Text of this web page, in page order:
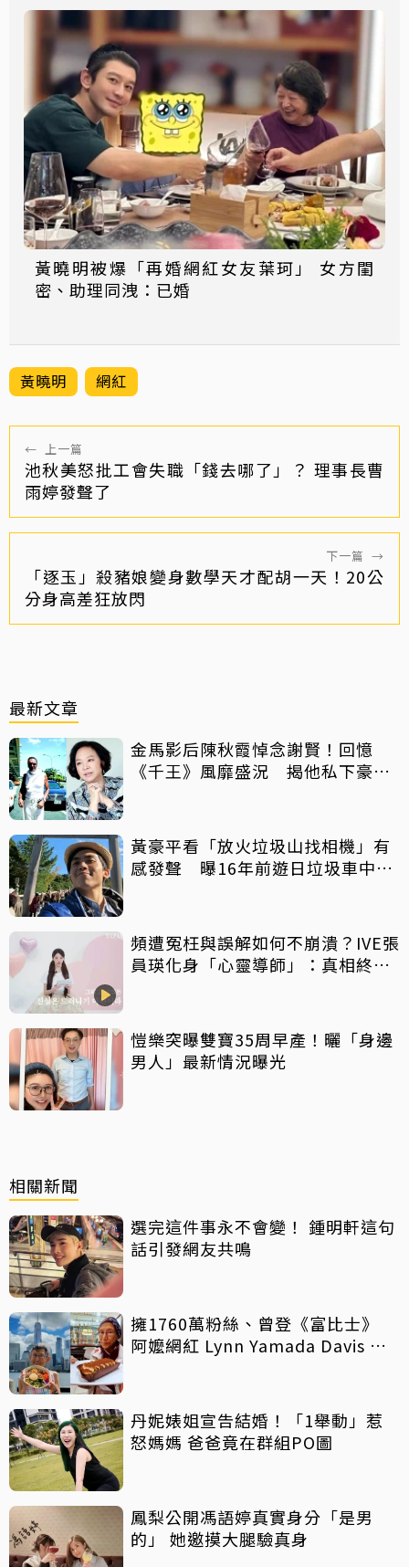
黃曉明被爆「再婚網紅女友葉珂」 女方閨
密、助理同洩：已婚
黃曉明 網紅
← 上一篇
池秋美怒批工會失職「錢去哪了」？ 理事長曹
雨婷發聲了
下一篇 →
「逐玉」殺豬娘變身數學天才配胡一天！20公
分身高差狂放閃
最新文章
金馬影后陳秋霞悼念謝賢！回憶
《千王》風靡盛況 揭他私下豪爽
黃豪平看「放火垃圾山找相機」有
感發聲 曝16年前遊日垃圾車中含
頻遭冤枉與誤解如何不崩潰？IVE張
員瑛化身「心靈導師」：真相終會
愷樂突曝雙寶35周早產！曬「身邊
男人」最新情況曝光
相關新聞
選完這件事永不會變！ 鍾明軒這句
話引發網友共鳴
擁1760萬粉絲、曾登《富比士》
阿嬤網紅 Lynn Yamada Davis 驚
丹妮婊姐宣告結婚！「1舉動」惹
怒媽媽 爸爸竟在群組PO圖
鳳梨公開馮語婷真實身分「是男
的」 她邀摸大腿驗真身